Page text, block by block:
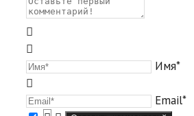
Имя*
Email*